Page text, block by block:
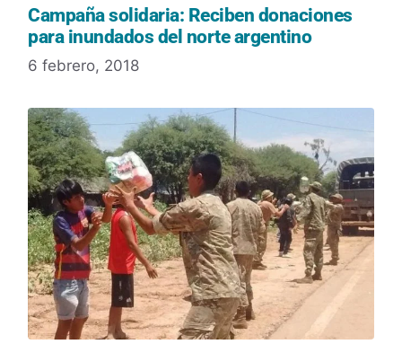
Campaña solidaria: Reciben donaciones
para inundados del norte argentino
6 febrero, 2018